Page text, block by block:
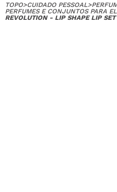
TOPO>CUIDADO PESSOAL>
PERFUMES E CONJUNTOS PARA
REVOLUTION - LIP SHAPE LIP